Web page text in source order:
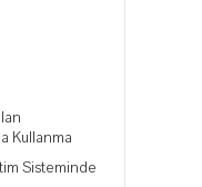
Kullanma
Sisteminde